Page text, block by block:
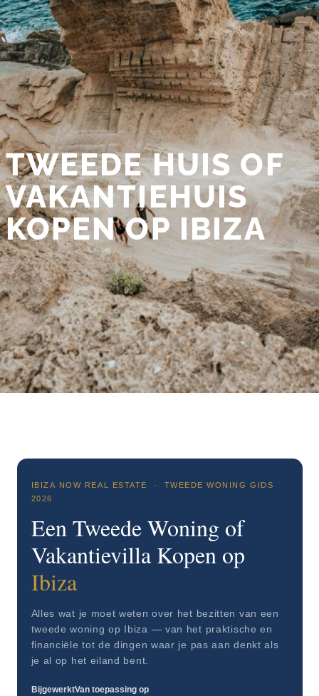
TWEEDE HUIS OF
VAKANTIEHUIS
KOPEN OP IBIZA
IBIZA NOW REAL ESTATE · TWEEDE WONING GIDS
2026
Een Tweede Woning of
Vakantievilla Kopen op
Ibiza
Alles wat je moet weten over het bezitten van een
tweede woning op Ibiza — van het praktische en
financiële tot de dingen waar je pas aan denkt als
je al op het eiland bent.
BijgewerktVan toepassing op